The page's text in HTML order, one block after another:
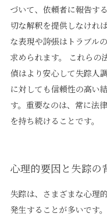
づいて、依頼者に報告す
切な解釈を提供しなけれ
な表現や誇張はトラブル
求められます。 これらの
偵はより安心して失踪人
に対しても信頼性の高い
す。重要なのは、常に法
を持ち続けることです。
心理的要因と失踪の
失踪は、さまざまな心理
発生することが多いです